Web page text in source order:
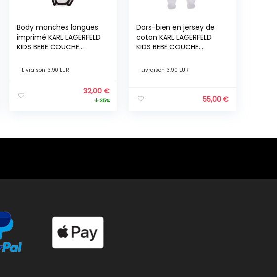
Body manches longues
imprimé KARL LAGERFELD
KIDS BEBE COUCHE
Livraison 3.90 EUR
32,00 €
35%
Dors-bien en jersey de
coton KARL LAGERFELD
KIDS BEBE COUCHE
Livraison 3.90 EUR
55,00 €